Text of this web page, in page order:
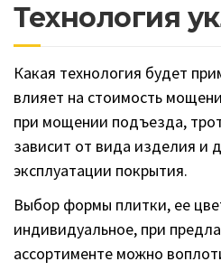
Технология
Какая технология будет
влияет на стоимость
при мощении подъезда,
зависит от вида изделия и
эксплуатации покрытия.
Выбор формы плитки, ее
индивидуальное, при
ассортименте можно